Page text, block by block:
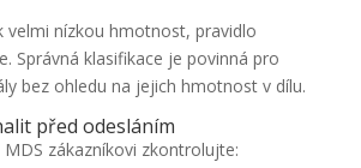
velmi nízkou hmotnost, pravidlo
Správná klasifikace je povinná pro
bez ohledu na jejich hmotnost v dílu.
před odesláním
zákazníkovi zkontrolujte: